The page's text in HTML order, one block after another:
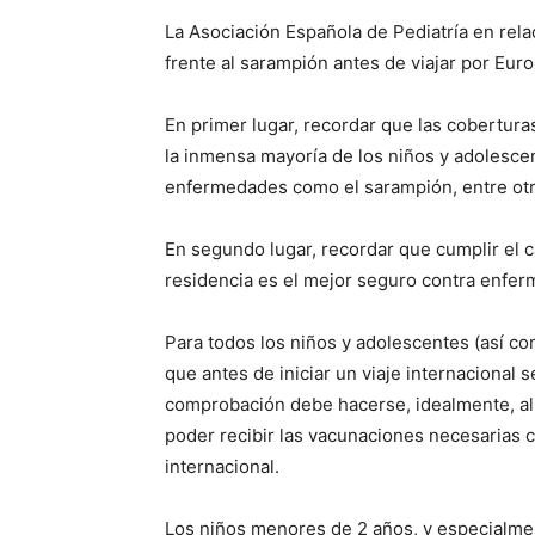
La Asociación Española de Pediatría en
frente al sarampión antes de viajar por
En primer lugar, recordar que las
la inmensa mayoría de los niños y
enfermedades como el sarampión, entre
En segundo lugar, recordar que cumplir el
residencia es el mejor seguro contra
Para todos los niños y adolescentes (así
que antes de iniciar un viaje internacional
comprobación debe hacerse, idealmente,
poder recibir las vacunaciones necesarias
internacional.
Los niños menores de 2 años, y